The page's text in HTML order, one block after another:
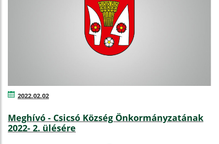
2022.02.02
Meghívó - Csicsó Község Önkormányzatának
2022- 2. ülésére